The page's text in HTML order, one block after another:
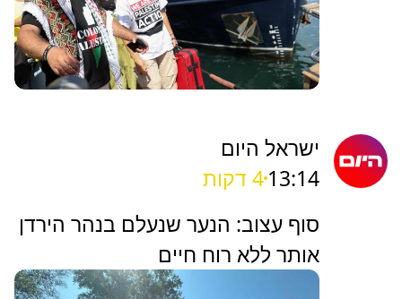
ישראל היום
13:144 דקות
סוף עצוב: ‏הנער שנעלם בנהר הירדן
אותר ללא רוח חיים